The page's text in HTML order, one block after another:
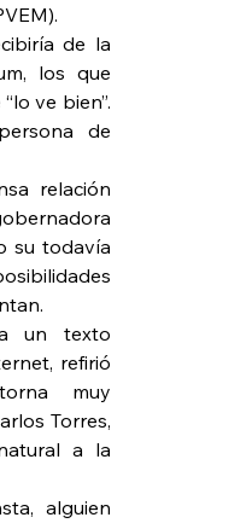
de la
los que
ve bien”.
de
relación
su todavía
un texto
refirió
muy
Torres,
a la
alguien